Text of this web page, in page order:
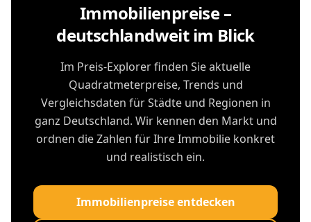
Immobilienpreise –
deutschlandweit im Blick
Im Preis-Explorer finden Sie aktuelle
Quadratmeterpreise, Trends und
Vergleichsdaten für Städte und Regionen in
ganz Deutschland. Wir kennen den Markt und
ordnen die Zahlen für Ihre Immobilie konkret
und realistisch ein.
Immobilienpreise entdecken